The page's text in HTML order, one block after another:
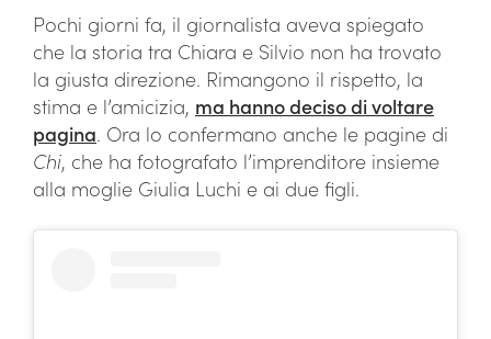
Pochi giorni fa, il giornalista aveva spiegato
che la storia tra Chiara e Silvio non ha trovato
la giusta direzione. Rimangono il rispetto, la
stima e l’amicizia, ma hanno deciso di voltare
pagina. Ora lo confermano anche le pagine di
Chi, che ha fotografato l’imprenditore insieme
alla moglie Giulia Luchi e ai due figli.